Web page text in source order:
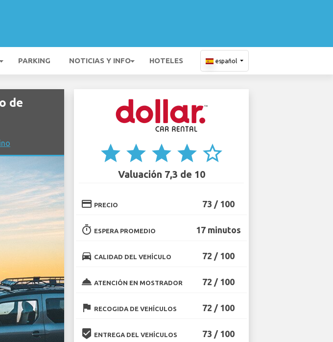
PARKING NOTICIAS Y INFO HOTELES español
de
star star star star star_border
Valuación 7,3 de 10
credit_card PRECIO 73 / 100
timer ESPERA PROMEDIO 17 minutos
directions_car CALIDAD DEL VEHÍCULO 72 / 100
room_service ATENCIÓN EN MOSTRADOR 72 / 100
flag RECOGIDA DE VEHÍCULOS 72 / 100
beenhere ENTREGA DEL VEHÍCULOS 73 / 100